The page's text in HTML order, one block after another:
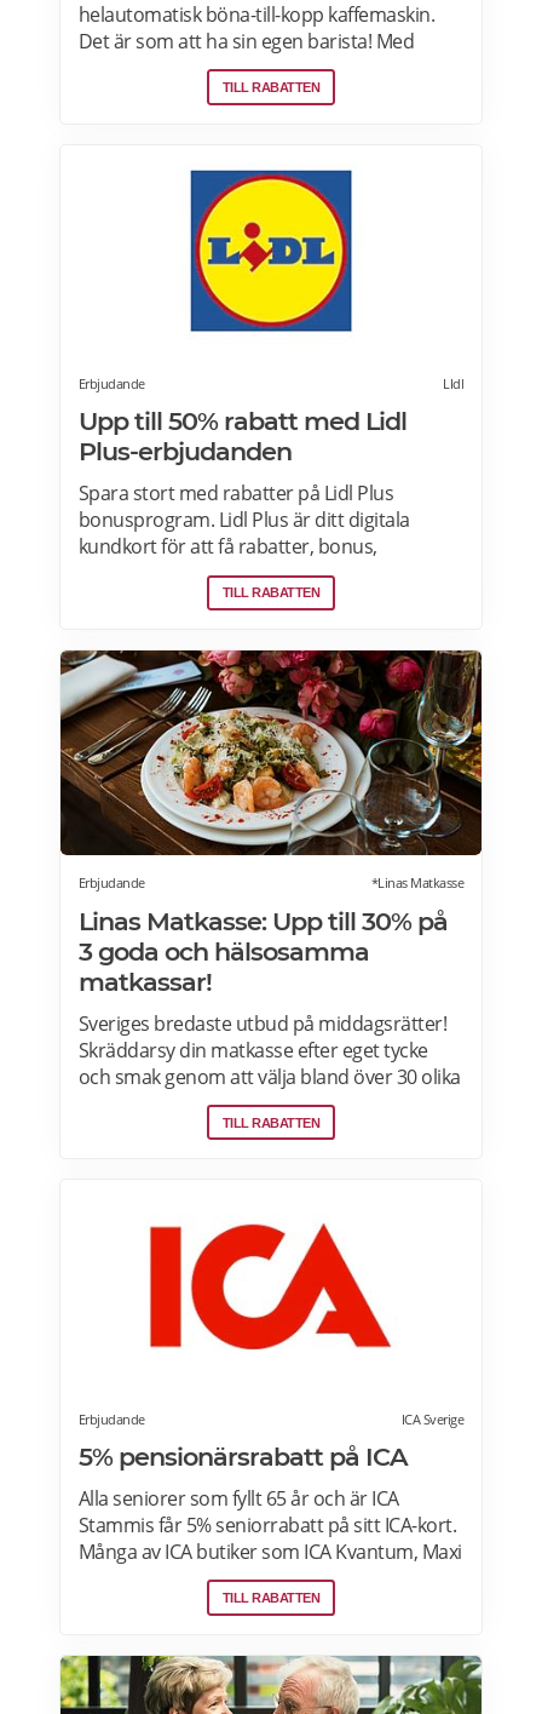
helautomatisk böna-till-kopp kaffemaskin.
Det är som att ha sin egen barista! Med
kaffemaskiner har du möjlighet att finjustera
styrka, temperatur, arominställning
TILL RABATTEN
Erbjudande LIdl
Upp till 50% rabatt med Lidl
Plus-erbjudanden
Spara stort med rabatter på Lidl Plus
bonusprogram. Lidl Plus är ditt digitala
kundkort för att få rabatter, bonus,
skräddarsydda erbjudanden och mycket
mer varje vecka. Skanna ditt kort varje gång
många fördelar. Oavsett om du är på
semester utomlands kan du fortsätta att
använda dig av Lidl Plus fördelar. Läs mer
om pensionärsrabatter på Lidl här.
TILL RABATTEN
Erbjudande *Linas Matkasse
Linas Matkasse: Upp till 30% på
3 goda och hälsosamma
matkassar!
Sveriges bredaste utbud på middagsrätter!
Skräddarsy din matkasse efter eget tycke
och smak genom att välja bland över 30 olika
rätter – varje vecka! Din matkasse levereras
direkt till din dörr. Du kan skräddarsy din
TILL RABATTEN
Erbjudande ICA Sverige
5% pensionärsrabatt på ICA
Alla seniorer som fyllt 65 år och är ICA
Stammis får 5% seniorrabatt på sitt ICA-kort.
Många av ICA butiker som ICA Kvantum, Maxi
Stormarknad eller ICA Supermarket erbjuder
pensionärsrabatt. Läs mer om vilken ICA-
stad. Gäller vissa dagar i veckan både i butik
och online. Välj din favoritbutik för att se
TILL RABATTEN